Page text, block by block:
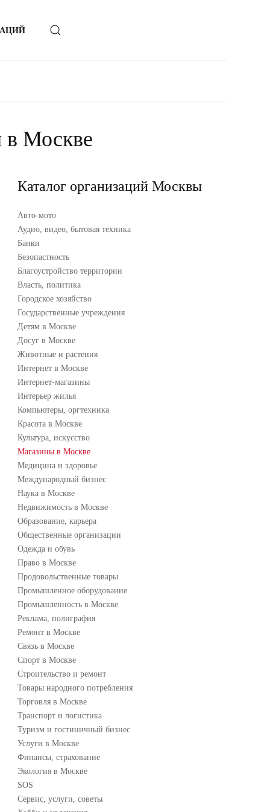
в Москве
Каталог организаций Москвы
Авто-мото
Аудио, видео, бытовая техника
Банки
Безопастность
Благоустройство территории
Власть, политика
Городское хозяйство
Государственные учреждения
Детям в Москве
Досуг в Москве
Животные и растения
Интернет в Москве
Интернет-магазины
Интерьер жилья
Компьютеры, оргтехника
Красота в Москве
Культура, искусство
Магазины в Москве
Медицина и здоровье
Международный бизнес
Наука в Москве
Недвижимость в Москве
Образование, карьера
Общественные организации
Одежда и обувь
Право в Москве
Продовольственные товары
Промышленное оборудование
Промышленность в Москве
Реклама, полиграфия
Ремонт в Москве
Связь в Москве
Спорт в Москве
Строительство и ремонт
Товары народного потребления
Торговля в Москве
Транспорт и логистика
Туризм и гостиничный бизнес
Услуги в Москве
Финансы, страхование
Экология в Москве
SOS
Сервис, услуги, советы